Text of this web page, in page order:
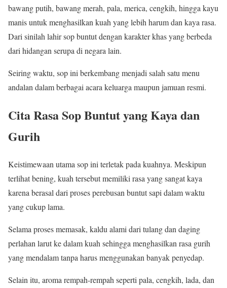
bawang putih, bawang merah, pala, merica, cengkih, hingga kayu
manis untuk menghasilkan kuah yang lebih harum dan kaya rasa.
Dari sinilah lahir sop buntut dengan karakter khas yang berbeda
dari hidangan serupa di negara lain.
Seiring waktu, sop ini berkembang menjadi salah satu menu
andalan dalam berbagai acara keluarga maupun jamuan resmi.
Cita Rasa Sop Buntut yang Kaya dan
Gurih
Keistimewaan utama sop ini terletak pada kuahnya. Meskipun
terlihat bening, kuah tersebut memiliki rasa yang sangat kaya
karena berasal dari proses perebusan buntut sapi dalam waktu
yang cukup lama.
Selama proses memasak, kaldu alami dari tulang dan daging
perlahan larut ke dalam kuah sehingga menghasilkan rasa gurih
yang mendalam tanpa harus menggunakan banyak penyedap.
Selain itu, aroma rempah-rempah seperti pala, cengkih, lada, dan